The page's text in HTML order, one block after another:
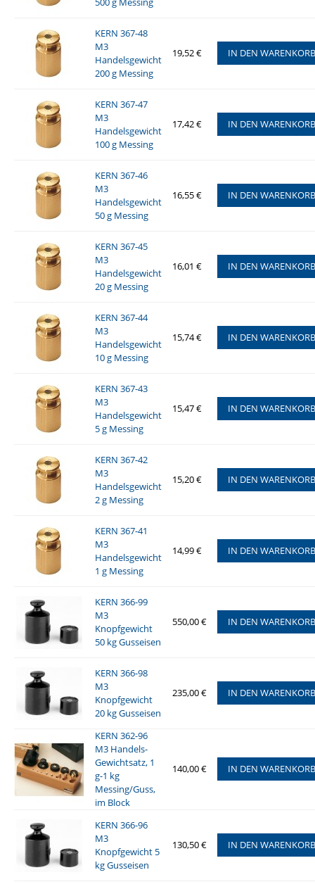
KERN 367-48
M3
Handelsgewicht
200 g Messing
19,52 € IN DEN WARENKORB
KERN 367-47
M3
Handelsgewicht
100 g Messing
17,42 € IN DEN WARENKORB
KERN 367-46
M3
Handelsgewicht
50 g Messing
16,55 € IN DEN WARENKORB
KERN 367-45
M3
Handelsgewicht
20 g Messing
16,01 € IN DEN WARENKORB
KERN 367-44
M3
Handelsgewicht
10 g Messing
15,74 € IN DEN WARENKORB
KERN 367-43
M3
Handelsgewicht
5 g Messing
15,47 € IN DEN WARENKORB
KERN 367-42
M3
Handelsgewicht
2 g Messing
15,20 € IN DEN WARENKORB
KERN 367-41
M3
Handelsgewicht
1 g Messing
14,99 € IN DEN WARENKORB
KERN 366-99
M3
Knopfgewicht
50 kg Gusseisen
550,00 € IN DEN WARENKORB
KERN 366-98
M3
Knopfgewicht
20 kg Gusseisen
235,00 € IN DEN WARENKORB
KERN 362-96
M3 Handels-
Gewichtsatz, 1
g-1 kg
Messing/Guss,
im Block
140,00 € IN DEN WARENKORB
KERN 366-96
M3
Knopfgewicht 5
kg Gusseisen
130,50 € IN DEN WARENKORB